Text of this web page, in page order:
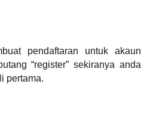
pendaftaran untuk akaun
“register” sekiranya anda
pertama.